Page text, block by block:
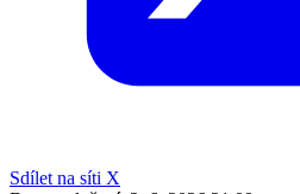
Sdílet na síti X